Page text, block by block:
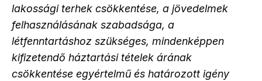
lakossági terhek csökkentése, a jövedelmek
felhasználásának szabadsága, a
létfenntartáshoz szükséges, mindenképpen
kifizetendő háztartási tételek árának
csökkentése egyértelmű és határozott igény